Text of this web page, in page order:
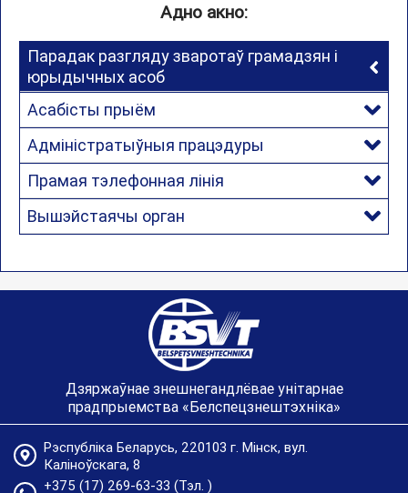
Адно акно:
Парадак разгляду зваротаў грамадзян і
юрыдычных асоб
Асабісты прыём
Адміністратыўныя працэдуры
Прамая тэлефонная лінія
Вышэйстаячы орган
Дзяржаўнае знешнегандлёвае унітарнае
прадпрыемства «Белспецзнештэхніка»
Рэспубліка Беларусь, 220103 г. Мінск, вул.
Каліноўскага, 8
+375 (17) 269-63-33 (Тэл. )